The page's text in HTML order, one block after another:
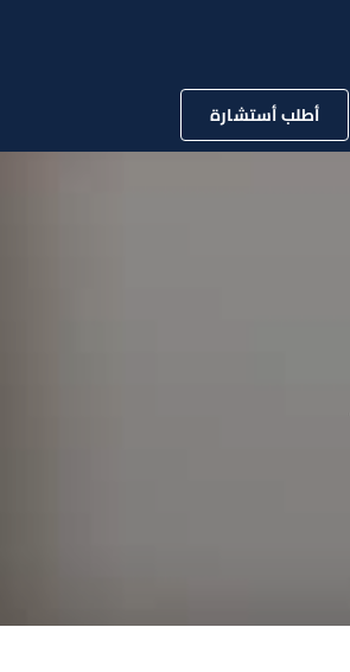
أطلب أستشارة